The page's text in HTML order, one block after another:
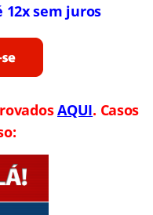
sem juros
AQUI. Casos